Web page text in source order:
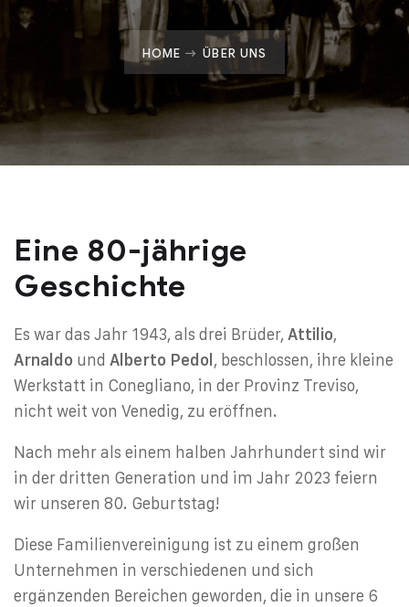
HOME ÜBER UNS
Eine 80-jährige
Geschichte
Es war das Jahr 1943, als drei Brüder, Attilio,
Arnaldo und Alberto Pedol , beschlossen, ihre kleine
Werkstatt in Conegliano, in der Provinz Treviso,
nicht weit von Venedig, zu eröffnen.
Nach mehr als einem halben Jahrhundert sind wir
in der dritten Generation und im Jahr 2023 feiern
wir unseren 80. Geburtstag!
Diese Familienvereinigung ist zu einem großen
Unternehmen in verschiedenen und sich
ergänzenden Bereichen geworden, die in unsere 6